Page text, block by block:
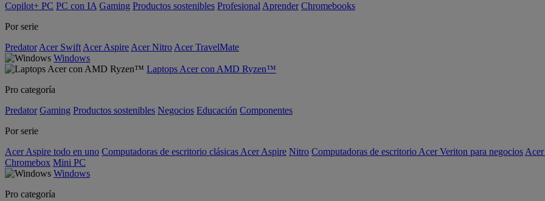
Copilot+ PC PC con IA Gaming Productos sostenibles Profesional Aprender Chromebooks
Por serie
Predator Acer Swift Acer Aspire Acer Nitro Acer TravelMate
Windows
Laptops Acer con AMD Ryzen™
Pro categoría
Predator Gaming Productos sostenibles Negocios Educación Componentes
Por serie
Acer Aspire todo en uno Computadoras de escritorio clásicas Acer Aspire Nitro Computadoras de escritorio Acer Veriton para negocios
Chromebox Mini PC
Windows
Pro categoría